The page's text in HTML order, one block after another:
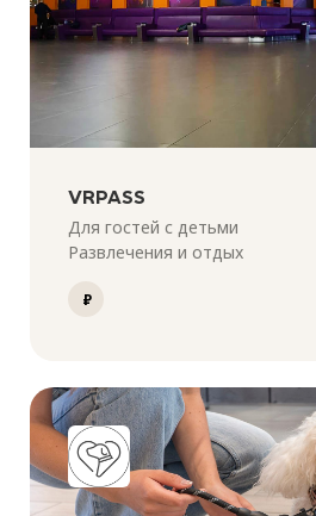
VRPASS
Для гостей с детьми
Развлечения и отдых
₽